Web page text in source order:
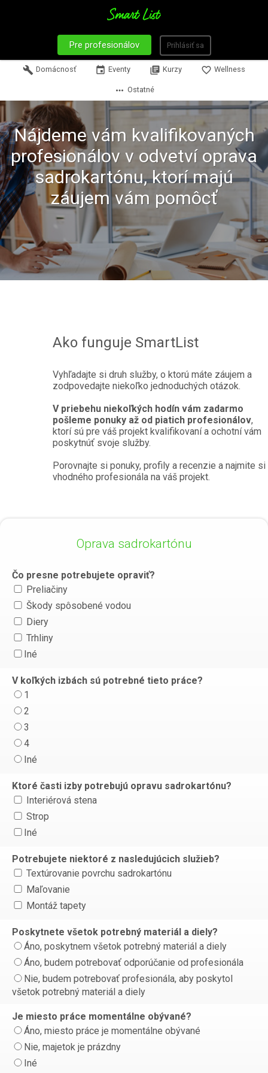
Pre profesionálov Prihlásiť sa
build Domácnosť event Eventy library_books Kurzy favorite_border Wellness
more_horiz Ostatné
Nájdeme vám kvalifikovaných
profesionálov v odvetví oprava
sadrokartónu, ktorí majú
záujem vám pomôcť
Ako funguje SmartList
Vyhľadajte si druh služby, o ktorú máte záujem a
zodpovedajte niekoľko jednoduchých otázok.
V priebehu niekoľkých hodín vám zadarmo
pošleme ponuky až od piatich profesionálov,
ktorí sú pre váš projekt kvalifikovaní a ochotní vám
poskytnúť svoje služby.
Porovnajte si ponuky, profily a recenzie a najmite si
vhodného profesionála na váš projekt.
Oprava sadrokartónu
Čo presne potrebujete opraviť?
Preliačiny
Škody spôsobené vodou
Diery
Trhliny
Iné
V koľkých izbách sú potrebné tieto práce?
1
2
3
4
Iné
Ktoré časti izby potrebujú opravu sadrokartónu?
Interiérová stena
Strop
Iné
Potrebujete niektoré z nasledujúcich služieb?
Textúrovanie povrchu sadrokartónu
Maľovanie
Montáž tapety
Poskytnete všetok potrebný materiál a diely?
Áno, poskytnem všetok potrebný materiál a diely
Áno, budem potrebovať odporúčanie od profesionála
Nie, budem potrebovať profesionála, aby poskytol
všetok potrebný materiál a diely
Je miesto práce momentálne obývané?
Áno, miesto práce je momentálne obývané
Nie, majetok je prázdny
Iné